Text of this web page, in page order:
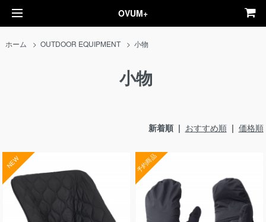
OVUM+
ホーム >OUTDOOR EQUIPMENT >小物
小物
新着順 | おすすめ順| 価格順
NEW 予約商品